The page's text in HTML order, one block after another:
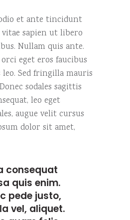
et ante tincidunt
vitae sapien ut libero
Nullam quis ante.
eget eros faucibus
Sed fringilla mauris
sodales sagittis
leo eget
augue velit cursus
dolor sit amet,
consequat
quis enim.
pede justo,
vel, aliquet.